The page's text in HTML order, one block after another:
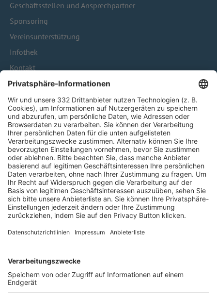
Geschäftsstellen und Ansprechpartner
Sponsoring
Vereinsunterstützung
Infothek
Kontakt
HÄUFIG BESUCHTE SEITEN
Pässe und Vereinswechsel
Trainerausbildung
Schulungsangebot Vereinsmitarbeiter
BFV-Geschäftsstellen
Trainerbörse
Login SpielPlus
FOLGE DEM BFV
TOP-VEREINE